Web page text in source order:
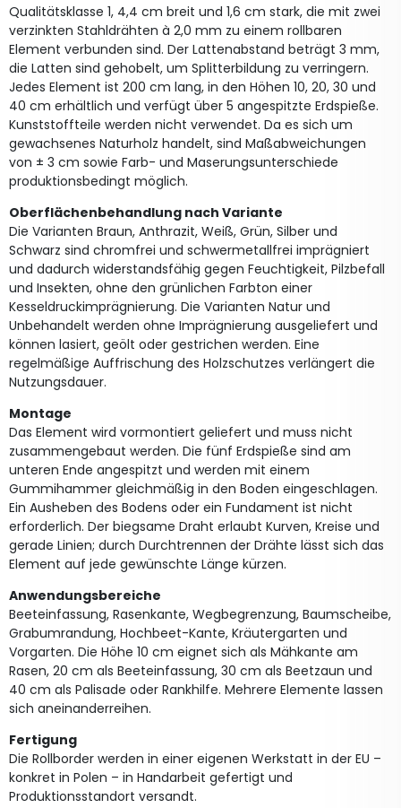
Qualitätsklasse 1, 4,4 cm breit und 1,6 cm stark, die mit zwei
verzinkten Stahldrähten à 2,0 mm zu einem rollbaren
Element verbunden sind. Der Lattenabstand beträgt 3 mm,
die Latten sind gehobelt, um Splitterbildung zu verringern.
Jedes Element ist 200 cm lang, in den Höhen 10, 20, 30 und
40 cm erhältlich und verfügt über 5 angespitzte Erdspieße.
Kunststoffteile werden nicht verwendet. Da es sich um
gewachsenes Naturholz handelt, sind Maßabweichungen
von ± 3 cm sowie Farb- und Maserungsunterschiede
produktionsbedingt möglich.
Oberflächenbehandlung nach Variante
Die Varianten Braun, Anthrazit, Weiß, Grün, Silber und
Schwarz sind chromfrei und schwermetallfrei imprägniert
und dadurch widerstandsfähig gegen Feuchtigkeit, Pilzbefall
und Insekten, ohne den grünlichen Farbton einer
Kesseldruckimprägnierung. Die Varianten Natur und
Unbehandelt werden ohne Imprägnierung ausgeliefert und
können lasiert, geölt oder gestrichen werden. Eine
regelmäßige Auffrischung des Holzschutzes verlängert die
Nutzungsdauer.
Montage
Das Element wird vormontiert geliefert und muss nicht
zusammengebaut werden. Die fünf Erdspieße sind am
unteren Ende angespitzt und werden mit einem
Gummihammer gleichmäßig in den Boden eingeschlagen.
Ein Ausheben des Bodens oder ein Fundament ist nicht
erforderlich. Der biegsame Draht erlaubt Kurven, Kreise und
gerade Linien; durch Durchtrennen der Drähte lässt sich das
Element auf jede gewünschte Länge kürzen.
Anwendungsbereiche
Beeteinfassung, Rasenkante, Wegbegrenzung, Baumscheibe,
Grabumrandung, Hochbeet-Kante, Kräutergarten und
Vorgarten. Die Höhe 10 cm eignet sich als Mähkante am
Rasen, 20 cm als Beeteinfassung, 30 cm als Beetzaun und
40 cm als Palisade oder Rankhilfe. Mehrere Elemente lassen
sich aneinanderreihen.
Fertigung
Die Rollborder werden in einer eigenen Werkstatt in der EU –
konkret in Polen – in Handarbeit gefertigt und
Produktionsstandort versandt.